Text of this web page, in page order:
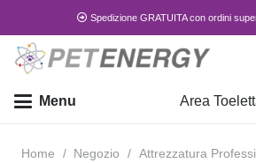
Spedizione GRATUITA con ordini
Menu Area
Home / Negozio / Attrezzatura